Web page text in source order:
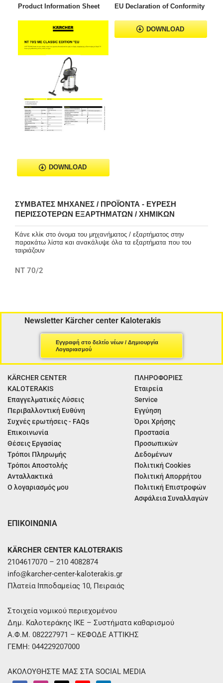
Product Information Sheet
DOWNLOAD
EU Declaration of Conformity
DOWNLOAD
ΣΥΜΒΑΤΈΣ ΜΗΧΑΝΈΣ / ΠΡΟΪΌΝΤΑ - ΕΎΡΕΣΗ
ΠΕΡΙΣΣΌΤΕΡΩΝ ΕΞΑΡΤΗΜΆΤΩΝ / ΧΗΜΙΚΏΝ
Κάνε κλίκ στο όνομα του μηχανήματος / εξαρτήματος στην
παρακάτω λίστα και ανακάλυψε όλα τα εξαρτήματα που του
ταιριάζουν
NT 70/2
Newsletter Kärcher center Kaloterakis
Εγγραφή στο δελτίο νέων / Δημιουργία
Λογαριασμού
KÄRCHER CENTER
KALOTERAKIS
Επαγγελματικές Λύσεις
Περιβαλλοντική Ευθύνη
Συχνές ερωτήσεις - FAQs
Επικοινωνία
Θέσεις Εργασίας
Τρόποι Πληρωμής
Τρόποι Αποστολής
Ανταλλακτικά
Ο λογαριασμός μου
ΠΛΗΡΟΦΟΡΙΕΣ
Εταιρεία
Service
Εγγύηση
Όροι Χρήσης
Προστασία
Προσωπικών
Δεδομένων
Πολιτική Cookies
Πολιτική Απορρήτου
Πολιτική Επιστροφών
Ασφάλεια Συναλλαγών
ΕΠΙΚΟΙΝΩΝΙΑ
KÄRCHER CENTER KALOTERAKIS
2104617070 – 210 4082874
info@karcher-center-kaloterakis.gr
Πλατεία Ιπποδαμείας 10, Πειραιάς
Στοιχεία νομικού περιεχομένου
Δημ. Καλοτεράκης ΙΚΕ – Συστήματα καθαρισμού
Α.Φ.Μ. 082227971 – ΚΕΦΟΔΕ ΑΤΤΙΚΗΣ
ΓΕΜΗ: 044229207000
ΑΚΟΛΟΥΘΗΣΤΕ ΜΑΣ ΣΤΑ SOCIAL MEDIA